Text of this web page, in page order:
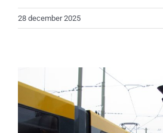
28 december 2025